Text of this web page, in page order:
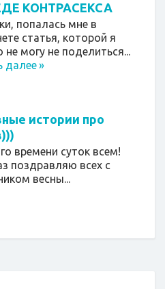
КОНТРАСЕКСА
попалась мне в
статья, которой я
не могу не поделиться...
далее»
истории про
времени суток всем!
поздравляю всех с
весны...